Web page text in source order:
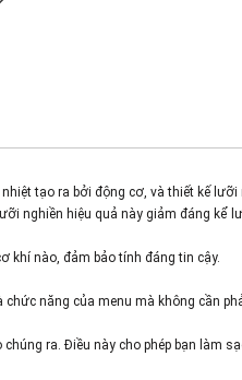
tạo ra bởi động cơ, và thiết kế
nghiền hiệu quả này giảm đáng kể
khí nào, đảm bảo tính đáng tin cậy.
năng của menu mà không cần
ra. Điều này cho phép bạn làm